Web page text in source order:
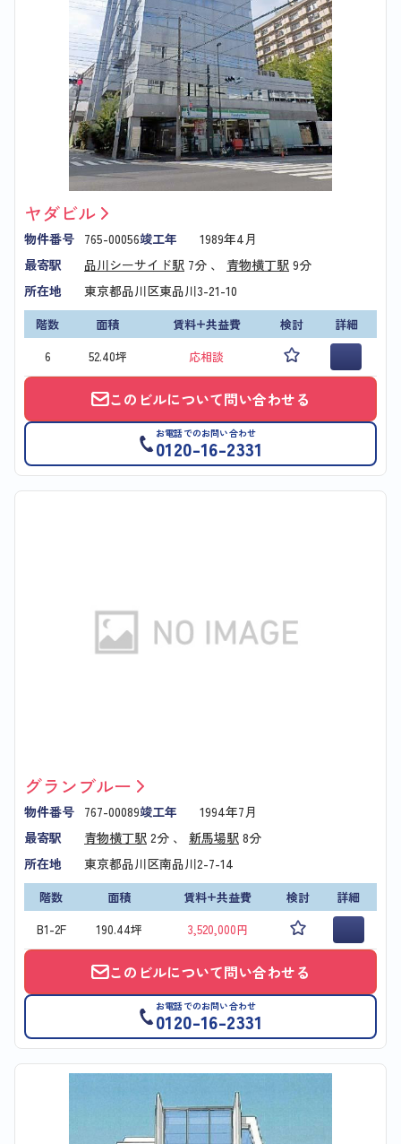
ヤダビル
物件番号 765-00056竣工年
1989年4月
最寄駅
品川シーサイド駅 7分 、 青物横丁駅 9分
所在地
東京都品川区東品川3-21-10
階数 面積 賃料+共益費 検討
詳細
6
52.40坪 応相談
このビルについて問い合わせる
お電話でのお問い合わせ
0120-16-2331
グランブルー
物件番号 767-00089竣工年
1994年7月
最寄駅
青物横丁駅 2分 、 新馬場駅 8分
所在地
東京都品川区南品川2-7-14
階数 面積 賃料+共益費 検討
詳細
B1-2F
190.44坪 3,520,000円
このビルについて問い合わせる
お電話でのお問い合わせ
0120-16-2331